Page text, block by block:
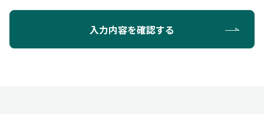
ように定め、保護に努めております。
入力内容を確認する